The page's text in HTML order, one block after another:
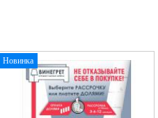
Новинка